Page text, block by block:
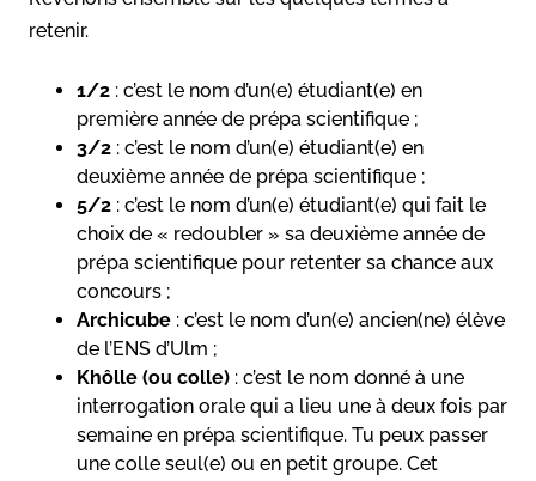
retenir.
1/2 : c’est le nom d’un(e) étudiant(e) en
première année de prépa scientifique ;
3/2 : c’est le nom d’un(e) étudiant(e) en
deuxième année de prépa scientifique ;
5/2 : c’est le nom d’un(e) étudiant(e) qui fait le
choix de « redoubler » sa deuxième année de
prépa scientifique pour retenter sa chance aux
concours ;
Archicube : c’est le nom d’un(e) ancien(ne) élève
de l’ENS d’Ulm ;
Khôlle (ou colle) : c’est le nom donné à une
interrogation orale qui a lieu une à deux fois par
semaine en prépa scientifique. Tu peux passer
une colle seul(e) ou en petit groupe. Cet